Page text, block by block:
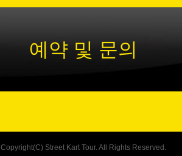
예약 및 문의
Copyright(C) Street Kart Tour. All Rights Reserved.